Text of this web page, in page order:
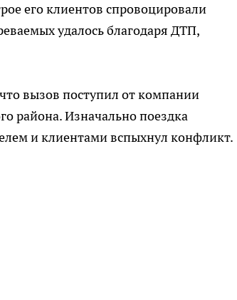
его клиентов спровоцировали
удалось благодаря ДТП,
вызов поступил от компании
района. Изначально поездка
и клиентами вспыхнул конфликт.